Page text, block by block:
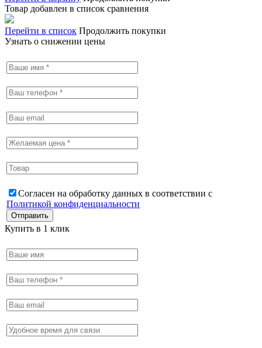
Товар добавлен в список сравнения
Перейти в список Продолжить покупки
Узнать о снижении цены
Согласен на обработку данных в соответствии с
Политикой конфиденциальности
Купить в 1 клик